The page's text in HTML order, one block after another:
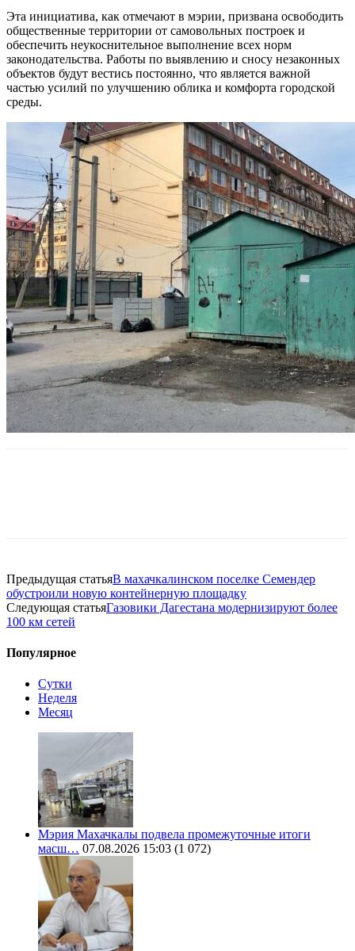
Эта инициатива, как отмечают в мэрии, призвана освободить
общественные территории от самовольных построек и
обеспечить неукоснительное выполнение всех норм
законодательства. Работы по выявлению и сносу незаконных
объектов будут вестись постоянно, что является важной
частью усилий по улучшению облика и комфорта городской
среды.
Предыдущая статьяВ махачкалинском поселке Семендер
обустроили новую контейнерную площадку
Следующая статьяГазовики Дагестана модернизируют более
100 км сетей
Популярное
Сутки
Неделя
Месяц
Мэрия Махачкалы подвела промежуточные итоги
масш… 07.08.2026 15:03 (1 072)